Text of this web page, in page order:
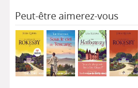
Peut-être aimerez-vous